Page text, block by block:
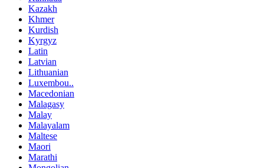
Kazakh
Khmer
Kurdish
Kyrgyz
Latin
Latvian
Lithuanian
Luxembou..
Macedonian
Malagasy
Malay
Malayalam
Maltese
Maori
Marathi